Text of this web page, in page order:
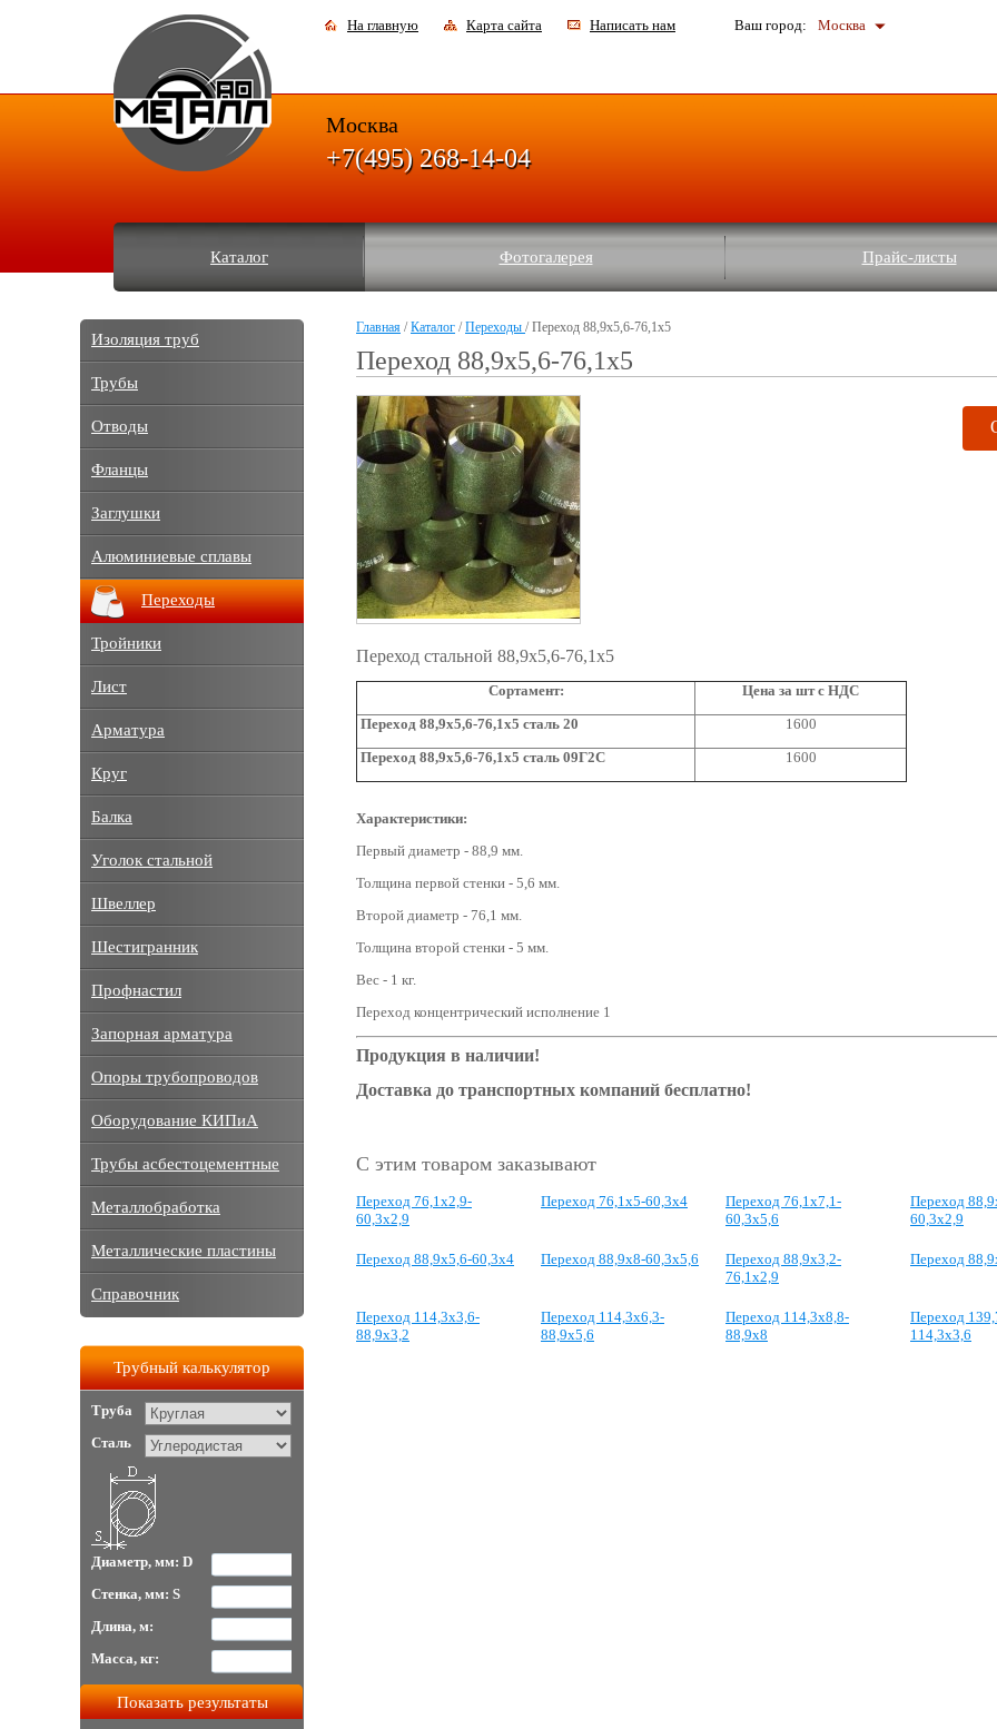
На главную Карта сайта Написать нам Ваш город: Москва
Каталог Фотогалерея Прайс-листы
Москва
+7(495) 268-14-04
Главная /Каталог /Переходы / Переход 88,9x5,6-76,1x5
Переход 88,9x5,6-76,1x5
Переход стальной 88,9x5,6-76,1x5
Сортамент:
Цена за шт с НДС
Переход 88,9x5,6-76,1x5 сталь 20
1600
Переход 88,9x5,6-76,1x5 сталь 09Г2С
1600
Характеристики:
Первый диаметр - 88,9 мм.
Толщина первой стенки - 5,6 мм.
Второй диаметр - 76,1 мм.
Толщина второй стенки - 5 мм.
Вес - 1 кг.
Переход концентрический исполнение 1
Продукция в наличии!
Доставка до транспортных компаний бесплатно!
С этим товаром заказывают
Переход 76,1x2,9-
60,3x2,9
Переход 76,1x5-60,3x4
Переход 76,1x7,1-
60,3x5,6
Переход
60,3x2,9
Переход 88,9x5,6-60,3x4 Переход 88,9x8-60,3x5,6
Переход 88,9x3,2-
76,1x2,9
Переход
Переход 114,3x3,6-
88,9x3,2
Переход 114,3x6,3-
88,9x5,6
Переход 114,3x8,8-
88,9x8
Переход
114,3x3,6
Изоляция труб
Трубы
Отводы
Фланцы
Заглушки
Алюминиевые сплавы
Переходы
Тройники
Лист
Арматура
Круг
Балка
Уголок стальной
Швеллер
Шестигранник
Профнастил
Запорная арматура
Опоры трубопроводов
Оборудование КИПиА
Трубы асбестоцементные
Металлобработка
Металлические пластины
Справочник
Трубный калькулятор
Труба
Сталь
Диаметр, мм: D
Стенка, мм: S
Длина, м:
Масса, кг: